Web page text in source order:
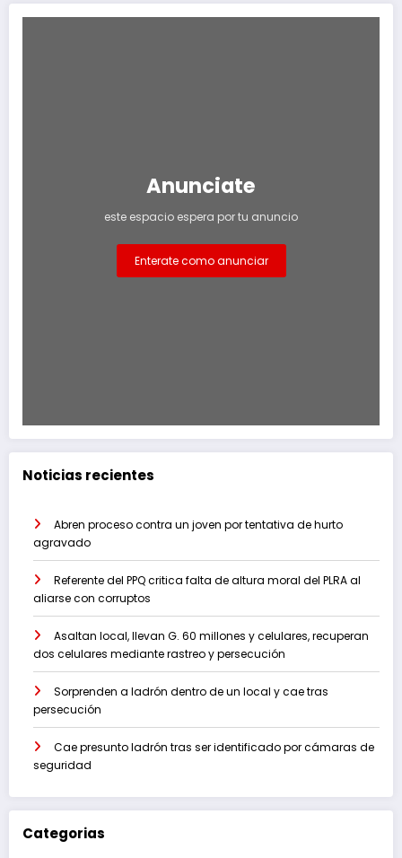
Anunciate
este espacio espera por tu anuncio
Enterate como anunciar
Noticias recientes
Abren proceso contra un joven por tentativa de hurto
agravado
Referente del PPQ critica falta de altura moral del PLRA al
aliarse con corruptos
Asaltan local, llevan G. 60 millones y celulares, recuperan
dos celulares mediante rastreo y persecución
Sorprenden a ladrón dentro de un local y cae tras
persecución
Cae presunto ladrón tras ser identificado por cámaras de
seguridad
Categorias